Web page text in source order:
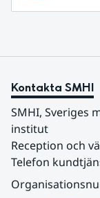
Kontakta SMHI
SMHI, Sveriges
institut
Reception och
Telefon